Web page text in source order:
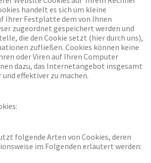
handelt es sich um kleine
Ihrer Festplatte dem von Ihnen
zugeordnet gespeichert werden und
die den Cookie setzt (hier durch uns),
zufließen. Cookies können keine
oder Viren auf Ihren Computer
dazu, das Internetangebot insgesamt
effektiver zu machen.
folgende Arten von Cookies, deren
im Folgenden erläutert werden: